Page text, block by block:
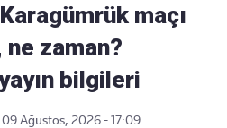
maçı
ne zaman?
bilgileri
09 Ağustos, 2026 - 17:09